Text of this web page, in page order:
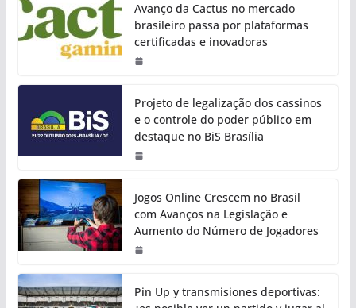
Avanço da Cactus no mercado
brasileiro passa por plataformas
certificadas e inovadoras
Projeto de legalização dos cassinos
e o controle do poder público em
destaque no BiS Brasília
Jogos Online Crescem no Brasil
com Avanços na Legislação e
Aumento do Número de Jogadores
Pin Up y transmisiones deportivas: